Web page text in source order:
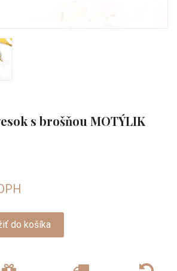
s brošňou MOTÝLIK
do košíka